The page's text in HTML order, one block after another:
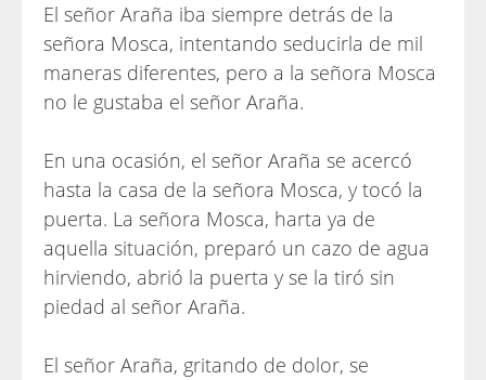
El señor Araña iba siempre detrás de la
señora Mosca, intentando seducirla de mil
maneras diferentes, pero a la señora Mosca
no le gustaba el señor Araña.
En una ocasión, el señor Araña se acercó
hasta la casa de la señora Mosca, y tocó la
puerta. La señora Mosca, harta ya de
aquella situación, preparó un cazo de agua
hirviendo, abrió la puerta y se la tiró sin
piedad al señor Araña.
El señor Araña, gritando de dolor, se